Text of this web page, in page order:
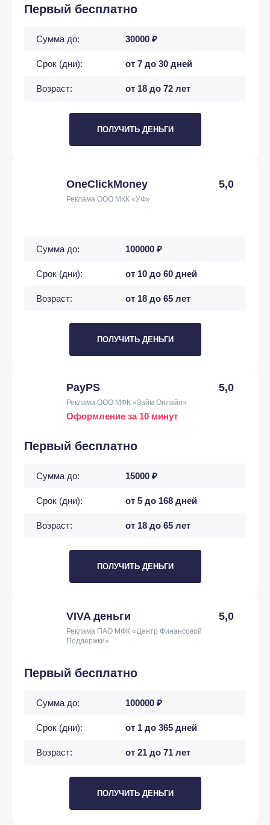
Первый бесплатно
Сумма до: 30000 ₽
Срок (дни): от 7 до 30 дней
Возраст: от 18 до 72 лет
ПОЛУЧИТЬ ДЕНЬГИ
OneClickMoney 5,0
Реклама ООО МКК «УФ»
Сумма до: 100000 ₽
Срок (дни): от 10 до 60 дней
Возраст: от 18 до 65 лет
ПОЛУЧИТЬ ДЕНЬГИ
PayPS 5,0
Реклама ООО МФК «Займ Онлайн»
Оформление за 10 минут
Первый бесплатно
Сумма до: 15000 ₽
Срок (дни): от 5 до 168 дней
Возраст: от 18 до 65 лет
ПОЛУЧИТЬ ДЕНЬГИ
VIVA деньги 5,0
Реклама ПАО МФК «Центр Финансовой
Поддержки»
Первый бесплатно
Сумма до: 100000 ₽
Срок (дни): от 1 до 365 дней
Возраст: от 21 до 71 лет
ПОЛУЧИТЬ ДЕНЬГИ